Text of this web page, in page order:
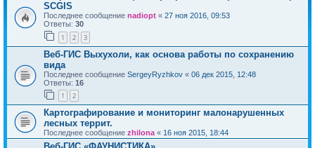
SCGIS
Последнее сообщение nadiopt « 27 ноя 2016, 09:53
Ответы: 30
1 2 3
Веб-ГИС Выхухоли, как основа работы по сохранению
вида
Последнее сообщение SergeyRyzhkov « 06 дек 2015, 12:48
Ответы: 16
1 2
Картографирование и мониторинг малонарушенных
лесных террит.
Последнее сообщение zhilona « 16 ноя 2015, 18:44